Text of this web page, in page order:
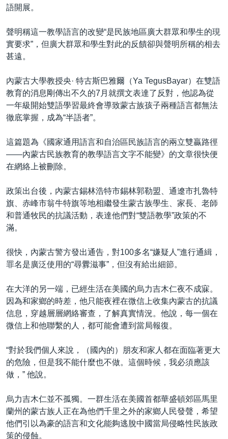
語開展。
聲明稱這一教學語言的改變“是民族地區廣大群眾和學生的現
實要求”，但廣大群眾和學生對此的反饋卻與聲明所稱的相去
甚遠。
內蒙古大學教授央· 特古斯巴雅爾（Ya TegusBayar）在雙語
教育的消息剛傳出不久的7月就撰文表達了反對，他認為從
一年級開始雙語學習最終會導致蒙古族孩子兩種語言都無法
徹底掌握，成為“半語者”。
這篇題為《國家通用語言和自治區⺠族語言的兩立雙贏路徑
——內蒙古⺠族教育的教學語言文字不能變》的文章很快便
在網絡上被刪除。
政策出台後，內蒙古錫林浩特市錫林郭勒盟、通遼市扎魯特
旗、赤峰市翁牛特旗等地相繼發生蒙古族學生、家長、老師
和普通牧民的抗議活動，表達他們對“雙語教學”政策的不
滿。
很快，內蒙古警方發出通告，對100多名“嫌疑人”進行通緝，
罪名是廣泛使用的“尋釁滋事”，但沒有給出細節。
在大洋的另一端，已經生活在美國的烏力吉木仁夜不成寐。
因為和家鄉的時差，他只能夜裡在微信上收集內蒙古的抗議
信息，穿越層層網絡審查，了解真實情況。他說，每一個在
微信上和他聯繫的人，都可能會遭到當局報復。
“對於我們個人來說，（國內的）朋友和家人都在面臨著更大
的危險，但是我不能什麼也不做。這個時候，我必須應該
做，” 他說。
烏力吉木仁並不孤獨。一群生活在美國首都華盛頓郊區馬里
蘭州的蒙古族人正在為他們千里之外的家鄉人民發聲，希望
他們引以為豪的語言和文化能夠逃脫中國當局侵略性民族政
策的侵蝕。